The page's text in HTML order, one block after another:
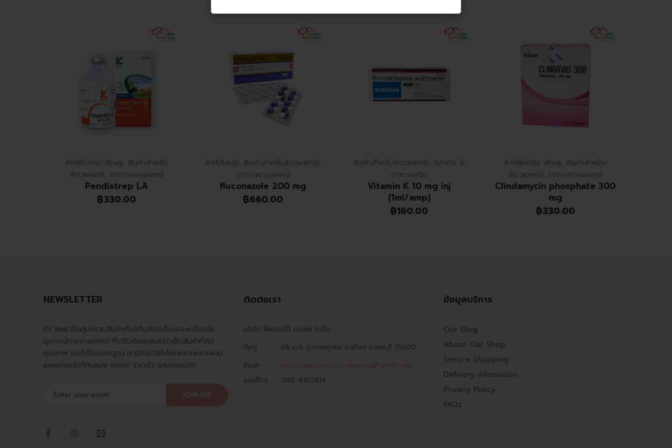
Antibiotic drug, สินค้าสำหรับ
สัตวแพทย์, ยาทางการแพทย์
Pendistrep LA
฿330.00
Antifungi, สินค้าสำหรับสัตวแพทย์,
ยาทางการแพทย์
fluconazole 200 mg
฿660.00
สินค้าสำหรับสัตวแพทย์, วิตามิน &
อาหารเสริม
Vitamin K 10 mg inj
(1ml/amp)
฿160.00
Antibiotic drug, สินค้าสำหรับ
สัตวแพทย์, ยาทางการแพทย์
Clindamycin phosphate 300
mg
฿330.00
NEWSLETTER
PV Mall เป็นศูนย์รวมสินค้าเกี่ยวกับสัตว์เลี้ยงและเครื่องมือ
อุปกรณ์ทางการแพทย์ ที่ได้รับคัดสรรแล้วว่าเป็นสินค้าที่ดีมี
คุณภาพ และได้รับมาตรฐาน เรามีสินค้าให้เลือกหลากหลายผ่าน
แพลตฟอร์มที่ทันสมัย สะดวก รวดเร็ว และปลอดภัย
ติดต่อเรา
บริษัท พีแอนด์วี มอลล์ จำกัด
ที่อยู่ :
68 ม.6 ต.ทะเลชุบศร อ.เมือง จ.ลพบุรี 15000
อีเมล :
เบอร์โทร :
092-4162614
ข้อมูลบริการ
Our Blog
About Our Shop
Secure Shopping
Delivery infomation
Privacy Policy
FAQs